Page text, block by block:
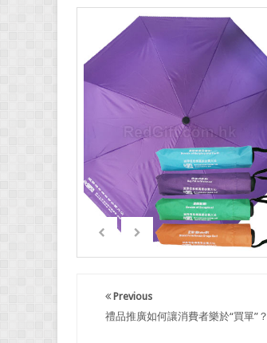
Previous
禮品推廣如何讓消費者樂於“買單”？